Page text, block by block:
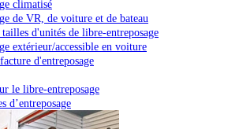
climatisé
de VR, de voiture et de bateau
tailles d'unités de libre-entreposage
extérieur/accessible en voiture
d'entreposage
le libre-entreposage
d’entreposage